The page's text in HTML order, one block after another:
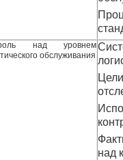
над уровнем
обслуживания
над